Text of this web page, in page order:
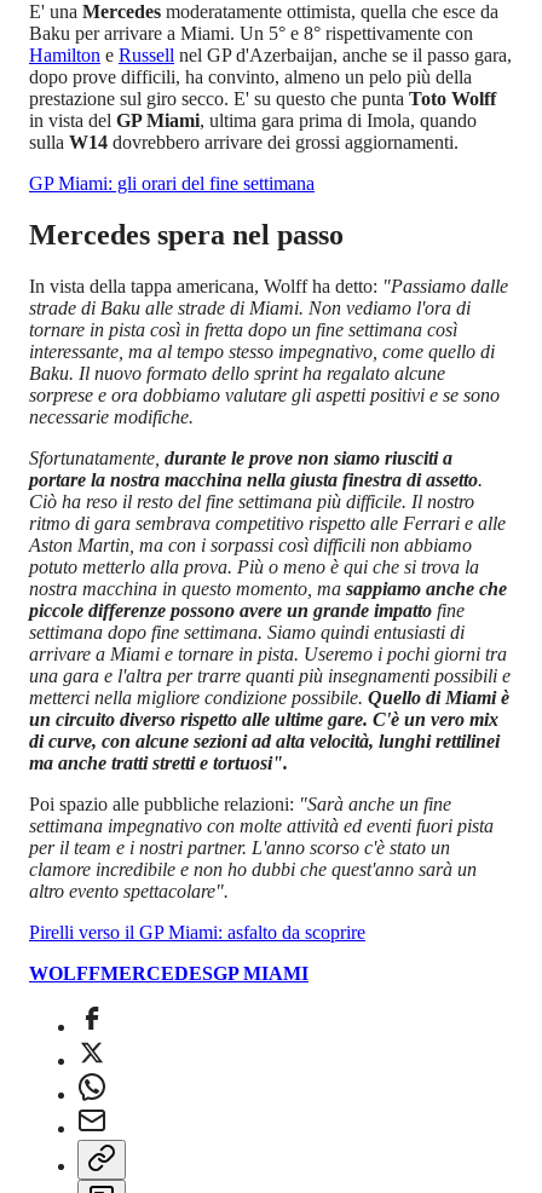
E' una Mercedes moderatamente ottimista, quella che esce da
Baku per arrivare a Miami. Un 5° e 8° rispettivamente con
Hamilton e Russell nel GP d'Azerbaijan, anche se il passo gara,
dopo prove difficili, ha convinto, almeno un pelo più della
prestazione sul giro secco. E' su questo che punta Toto Wolff
in vista del GP Miami, ultima gara prima di Imola, quando
sulla W14 dovrebbero arrivare dei grossi aggiornamenti.
GP Miami: gli orari del fine settimana
Mercedes spera nel passo
In vista della tappa americana, Wolff ha detto: "Passiamo dalle
strade di Baku alle strade di Miami. Non vediamo l'ora di
tornare in pista così in fretta dopo un fine settimana così
interessante, ma al tempo stesso impegnativo, come quello di
Baku. Il nuovo formato dello sprint ha regalato alcune
sorprese e ora dobbiamo valutare gli aspetti positivi e se sono
necessarie modifiche.
Sfortunatamente, durante le prove non siamo riusciti a
portare la nostra macchina nella giusta finestra di assetto.
Ciò ha reso il resto del fine settimana più difficile. Il nostro
ritmo di gara sembrava competitivo rispetto alle Ferrari e alle
Aston Martin, ma con i sorpassi così difficili non abbiamo
potuto metterlo alla prova. Più o meno è qui che si trova la
nostra macchina in questo momento, ma sappiamo anche che
piccole differenze possono avere un grande impatto fine
settimana dopo fine settimana. Siamo quindi entusiasti di
arrivare a Miami e tornare in pista. Useremo i pochi giorni tra
una gara e l'altra per trarre quanti più insegnamenti possibili e
metterci nella migliore condizione possibile. Quello di Miami è
un circuito diverso rispetto alle ultime gare. C'è un vero mix
di curve, con alcune sezioni ad alta velocità, lunghi rettilinei
ma anche tratti stretti e tortuosi".
Poi spazio alle pubbliche relazioni: "Sarà anche un fine
settimana impegnativo con molte attività ed eventi fuori pista
per il team e i nostri partner. L'anno scorso c'è stato un
clamore incredibile e non ho dubbi che quest'anno sarà un
altro evento spettacolare".
Pirelli verso il GP Miami: asfalto da scoprire
WOLFFMERCEDESGP MIAMI